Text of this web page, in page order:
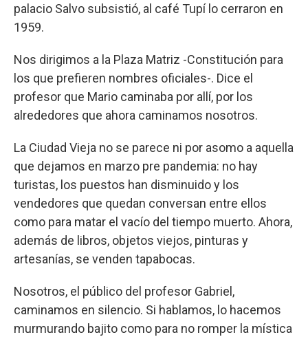
palacio Salvo subsistió, al café Tupí lo cerraron en
1959.
Nos dirigimos a la Plaza Matriz -Constitución para
los que prefieren nombres oficiales-. Dice el
profesor que Mario caminaba por allí, por los
alrededores que ahora caminamos nosotros.
La Ciudad Vieja no se parece ni por asomo a aquella
que dejamos en marzo pre pandemia: no hay
turistas, los puestos han disminuido y los
vendedores que quedan conversan entre ellos
como para matar el vacío del tiempo muerto. Ahora,
además de libros, objetos viejos, pinturas y
artesanías, se venden tapabocas.
Nosotros, el público del profesor Gabriel,
caminamos en silencio. Si hablamos, lo hacemos
murmurando bajito como para no romper la mística